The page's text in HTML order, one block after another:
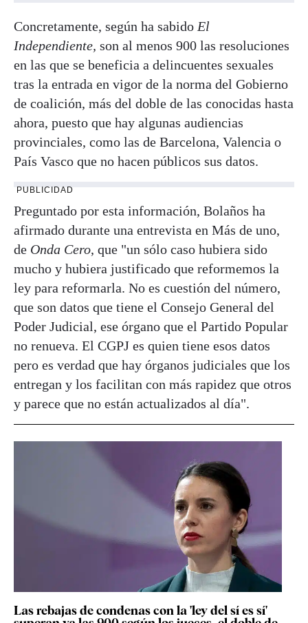
Concretamente, según ha sabido El
Independiente, son al menos 900 las resoluciones
en las que se beneficia a delincuentes sexuales
tras la entrada en vigor de la norma del Gobierno
de coalición, más del doble de las conocidas hasta
ahora, puesto que hay algunas audiencias
provinciales, como las de Barcelona, Valencia o
País Vasco que no hacen públicos sus datos.
PUBLICIDAD
Preguntado por esta información, Bolaños ha
afirmado durante una entrevista en Más de uno,
de Onda Cero, que "un sólo caso hubiera sido
mucho y hubiera justificado que reformemos la
ley para reformarla. No es cuestión del número,
que son datos que tiene el Consejo General del
Poder Judicial, ese órgano que el Partido Popular
no renueva. El CGPJ es quien tiene esos datos
pero es verdad que hay órganos judiciales que los
entregan y los facilitan con más rapidez que otros
y parece que no están actualizados al día".
Las rebajas de condenas con la 'ley del sí es sí'